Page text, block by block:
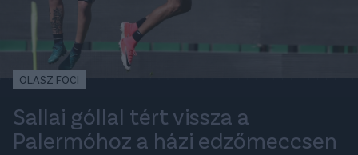
OLASZ FOCI
Sallai góllal tért vissza a
Palermóhoz a házi edzőmeccsen